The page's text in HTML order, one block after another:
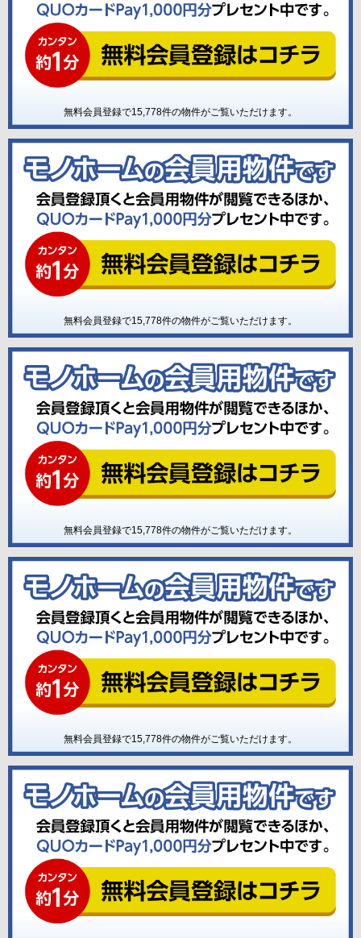
無料会員登録で15,778件の物件がご覧いただけます。
無料会員登録で15,778件の物件がご覧いただけます。
無料会員登録で15,778件の物件がご覧いただけます。
無料会員登録で15,778件の物件がご覧いただけます。